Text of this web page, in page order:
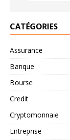
CATÉGORIES
Assurance
Banque
Bourse
Credit
Cryptomonnaie
Entreprise